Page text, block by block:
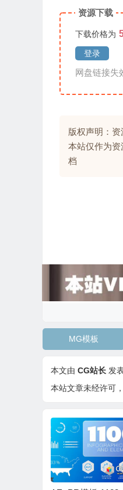
资源下载
下载价格为
登录
网盘链接失
版权声明：资
本站仅作为
档
MG模板
本文由 CG站长 发
本站文章未经许可